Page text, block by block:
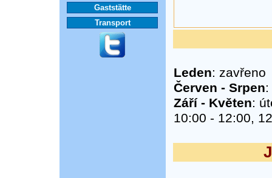
Gaststätte
Transport
Leden: zavřeno
Červen - Srpen
Září - Květen:
10:00 - 12:00,